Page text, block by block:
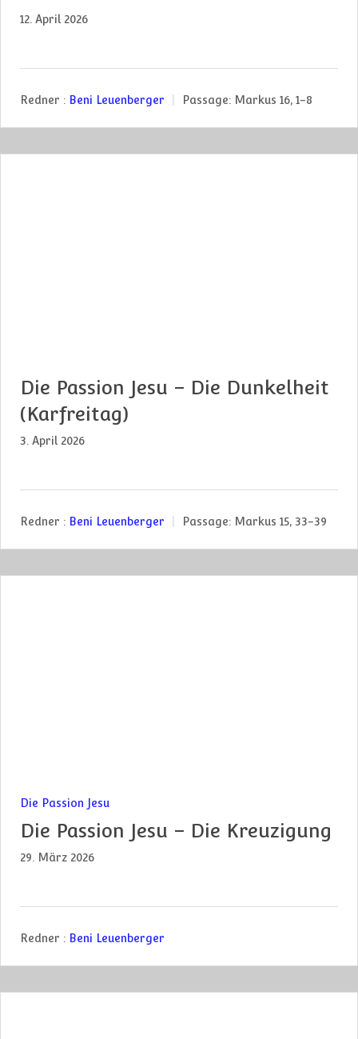
12. April 2026
Redner : Beni Leuenberger Passage: Markus 16, 1-8
Die Passion Jesu – Die Dunkelheit
(Karfreitag)
3. April 2026
Redner : Beni Leuenberger Passage: Markus 15, 33-39
Die Passion Jesu
Die Passion Jesu – Die Kreuzigung
29. März 2026
Redner : Beni Leuenberger